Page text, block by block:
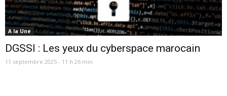
A la Une
DGSSI : Les yeux du cyberspace marocain
11 septembre 2025 - 11 h 26 min